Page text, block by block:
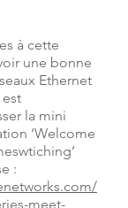
à cette
une bonne
Ethernet
est
la mini
‘Welcome
:
meet-